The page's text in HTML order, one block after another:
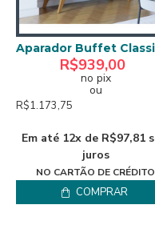
R$939,00
no pix
ou
R$1.173,75
Em até 12x de R$97,81
juros
NO CARTÃO DE CRÉDITO
COMPRAR